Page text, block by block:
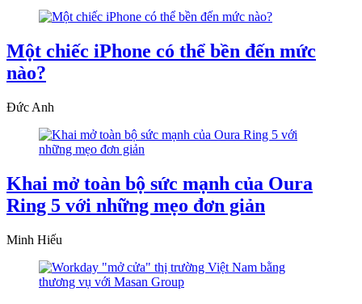
Một chiếc iPhone có thể bền đến mức
nào?
Đức Anh
Khai mở toàn bộ sức mạnh của Oura
Ring 5 với những mẹo đơn giản
Minh Hiếu